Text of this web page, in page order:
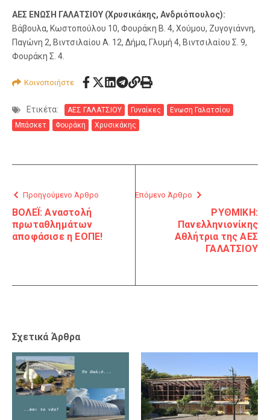
ΑΕΣ ΕΝΩΣΗ ΓΑΛΑΤΣΙΟΥ (Χρυσικάκης, Ανδριόπουλος):
Βάβουλα, Κωστοπούλου 10, Φουράκη Β. 4, Χούμου, Ζυγογιάννη,
Παγώνη 2, Βιντσιλαίου Α. 12, Δήμα, Γλυμή 4, Βιντσιλαίου Σ. 9,
Φουράκη Σ. 4.
Κοινοποιήστε
Ετικέτα: ΑΕΣ ΓΑΛΑΤΣΙΟΥ Γυναίκες
Ενωση Γαλατσίου
Μπάσκετ
Φουράκη Χρυσικάκης
Προηγούμενο Άρθρο
ΒΟΛΕΪ: Αναστολή
πρωταθλημάτων
αποφάσισε η ΕΟΠΕ!
Επόμενο Άρθρο
ΡΥΘΜΙΚΗ:
Πανελληνιονίκης
Αθλήτρια της ΑΕΣ
ΓΑΛΑΤΣΙΟΥ
Σχετικά Άρθρα